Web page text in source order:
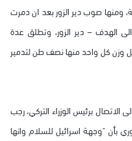
ومنها صوب دير الزور بعد ان دمرت
الى الهدف – دير الزور، وتطلق عدة
وزن كل واحد منها نصف طن لتدمير
الاتصال برئيس الوزراء التركي، رجب
بأن "وجهة اسرائيل للسلام وانها